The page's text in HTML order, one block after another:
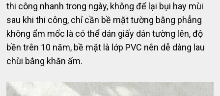
thi công nhanh trong ngày, không để lại bụi hay mùi
sau khi thi công, chỉ cần bề mặt tường bằng phẳng
không ẩm mốc là có thể dán giấy dán tường lên, độ
bền trên 10 năm, bề mặt là lớp PVC nên dễ dàng lau
chùi bằng khăn ẩm.